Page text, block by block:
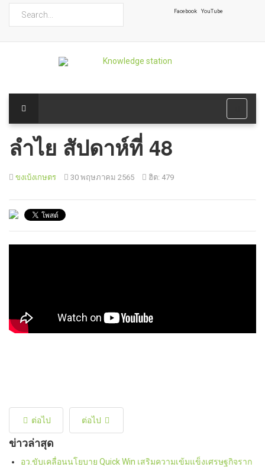
Facebook YouTube
ลำไย สัปดาห์ที่ 48
ขงเบ้งเกษตร 30 พฤษภาคม 2565 ฮิต: 479
ต่อไป ต่อไป
ข่าวล่าสุด
อว.ขับเคลื่อนนโยบาย Quick Win เสริมความเข้มแข็งเศรษฐกิจราก